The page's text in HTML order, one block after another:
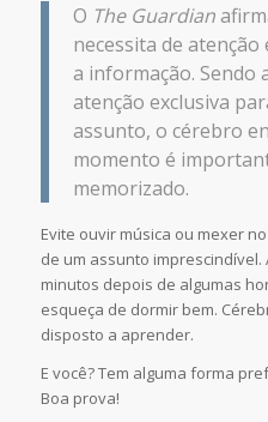
O The Guardian
necessita de
a informação. Sendo
atenção exclusiva
assunto, o cérebro
momento é
memorizado.
Evite ouvir música ou mexer
de um assunto
minutos depois de algumas
esqueça de dormir bem.
disposto a aprender.
E você? Tem alguma forma
Boa prova!